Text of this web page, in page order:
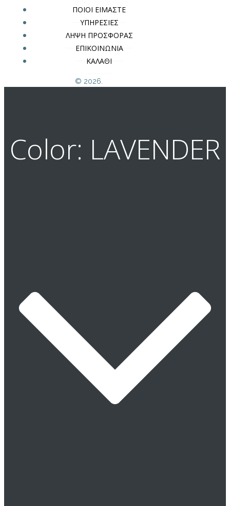
ΠΟΙΟΙ ΕΙΜΑΣΤΕ
ΥΠΗΡΕΣΙΕΣ
ΛΗΨΗ ΠΡΟΣΦΟΡΑΣ
ΕΠΙΚΟΙΝΩΝΙΑ
ΚΑΛΑΘΙ
© 2026.
Color: LAVENDER